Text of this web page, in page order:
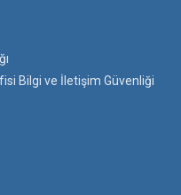
Bilgi ve İletişim Güvenliği